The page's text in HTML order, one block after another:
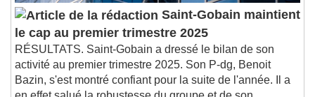
Picture-in-Picture
Fullscreen
This is a modal window.
Beginning of dialog window. Escape will cancel
and close the window.
Text
Saint-Gobain maintient
le cap au premier trimestre 2025
RÉSULTATS. Saint-Gobain a dressé le bilan de son
activité au premier trimestre 2025. Son P-dg, Benoit
Bazin, s'est montré confiant pour la suite de l'année. Il a